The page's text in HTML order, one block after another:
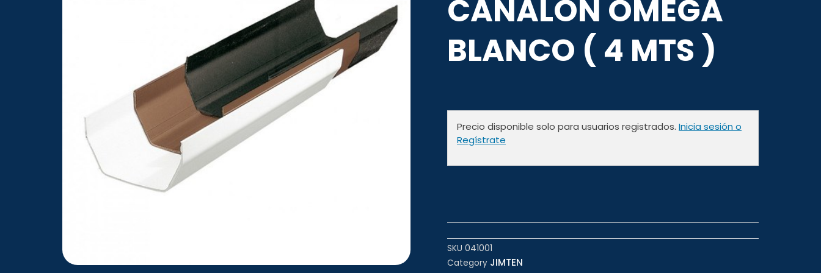
CANALON OMEGA
BLANCO ( 4 MTS )
Precio disponible solo para usuarios registrados. Inicia sesión o
Regístrate
SKU 041001
Category JIMTEN